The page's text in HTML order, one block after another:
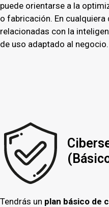
puede orientarse a la
o fabricación. En
relacionadas con la
de uso adaptado al negocio.
Tendrás un plan básico de